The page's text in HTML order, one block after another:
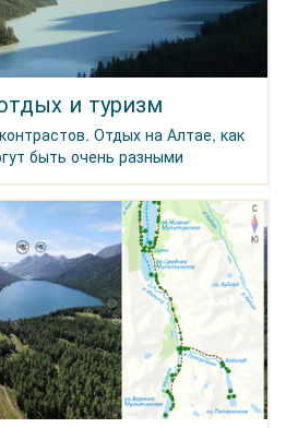
и туризм
Отдых на Алтае, как
быть очень разными